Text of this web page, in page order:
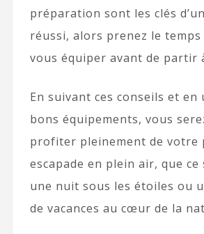
préparation sont les clés
réussi, alors prenez le temps
vous équiper avant de partir
En suivant ces conseils et
bons équipements, vous
profiter pleinement de votre
escapade en plein air, que
une nuit sous les étoiles ou
de vacances au cœur de la